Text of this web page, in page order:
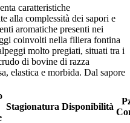
caratteristiche
alla complessità dei sapori e
aromatiche presenti nei
coinvolti nella filiera fontina
molto pregiati, situati tra i
di bovine di razza
elastica e morbida. Dal sapore
Stagionatura Disponibilità